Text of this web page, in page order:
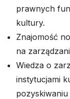
prawnych
kultury.
Znajomość
na
Wiedza o
instytucjami